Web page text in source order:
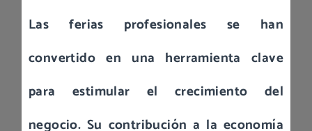
Las ferias profesionales se han
convertido en una herramienta clave
para estimular el crecimiento del
negocio. Su contribución a la economía